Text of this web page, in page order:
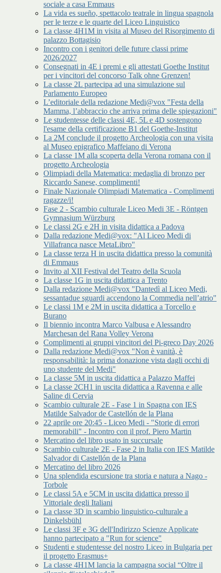
sociale a casa Emmaus
La vida es sueño, spettacolo teatrale in lingua spagnola
per le terze e le quarte del Liceo Linguistico
La classe 4H1M in visita al Museo del Risorgimento di
palazzo Bottagisio
Incontro con i genitori delle future classi prime
2026/2027
Consegnati in 4E i premi e gli attestati Goethe Institut
per i vincitori del concorso Talk ohne Grenzen!
La classe 2L partecipa ad una simulazione sul
Parlamento Europeo
L’editoriale della redazione Medi@vox "Festa della
Mamma, l’abbraccio che arriva prima delle spiegazioni"
Le studentesse delle classi 4E, 5L e 4D sostengono
l'esame della certificazione B1 del Goethe-Institut
La 2M conclude il progetto Archeologia con una visita
al Museo epigrafico Maffeiano di Verona
La classe 1M alla scoperta della Verona romana con il
progetto Archeologia
Olimpiadi della Matematica: medaglia di bronzo per
Riccardo Sanese, complimenti!
Finale Nazionale Olimpiadi Matematica - Complimenti
ragazze/i!
Fase 2 - Scambio culturale Liceo Medi 3E - Röntgen
Gymnasium Würzburg
Le classi 2G e 2H in visita didattica a Padova
Dalla redazione Medi@vox: "Al Liceo Medi di
Villafranca nasce MetaLibro"
La classe terza H in uscita didattica presso la comunità
di Emmaus
Invito al XII Festival del Teatro della Scuola
La classe 1G in uscita didattica a Trento
Dalla redazione Medi@vox "Dantedì al Liceo Medi,
sessantadue sguardi accendono la Commedia nell’atrio"
Le classi 1M e 2M in uscita didattica a Torcello e
Burano
Il biennio incontra Marco Valbusa e Alessandro
Marchesan del Rana Volley Verona
Complimenti ai gruppi vincitori del Pi-greco Day 2026
Dalla redazione Medi@vox "Non è vanità, è
responsabilità: la prima donazione vista dagli occhi di
uno studente del Medi"
La classe 5M in uscita didattica a Palazzo Maffei
La classe 2CH1 in uscita didattica a Ravenna e alle
Saline di Cervia
Scambio culturale 2E - Fase 1 in Spagna con IES
Matilde Salvador de Castellón de la Plana
22 aprile ore 20:45 - Liceo Medi - "Storie di errori
memorabili" - Incontro con il prof. Piero Martin
Mercatino del libro usato in succursale
Scambio culturale 2E - Fase 2 in Italia con IES Matilde
Salvador di Castellón de la Plana
Mercatino del libro 2026
Una splendida escursione tra storia e natura a Nago -
Torbole
Le classi 5A e 5CM in uscita didattica presso il
Vittoriale degli Italiani
La classe 3D in scambio linguistico-culturale a
Dinkelsbühl
Le classi 3F e 3G dell'Indirizzo Scienze Applicate
hanno partecipato a "Run for science"
Studenti e studentesse del nostro Liceo in Bulgaria per
il progetto Erasmus+
La classe 4H1M lancia la campagna social “Oltre il